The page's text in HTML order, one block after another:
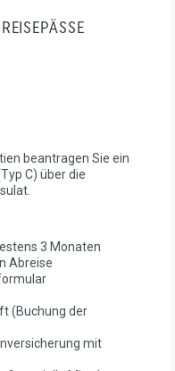
beantragen Sie ein
C) über die
3 Monaten
Abreise
(Buchung der
mit